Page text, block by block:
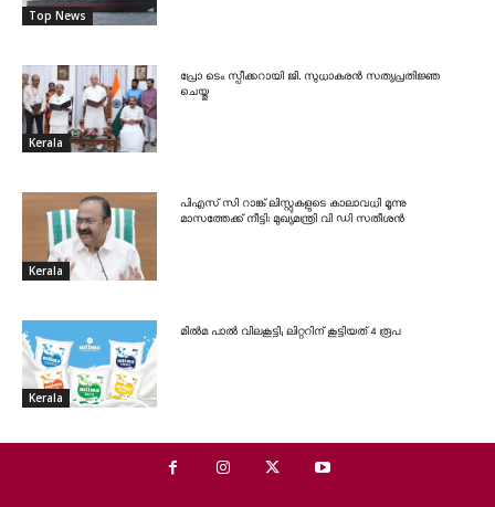
Top News
Kerala
പ്രോ ടെം സ്പീക്കറായി ജി. സുധാകരൻ സത്യപ്രതിജ്ഞ
ചെയ്തു
Kerala
പിഎസ് സി റാങ്ക് ലിസ്റ്റുകളുടെ കാലാവധി മൂന്നു
മാസത്തേക്ക് നീട്ടി: മുഖ്യമന്ത്രി വി ഡി സതീശൻ
Kerala
മിൽമ പാൽ വിലകൂട്ടി; ലിറ്ററിന് കൂട്ടിയത് 4 രൂപ